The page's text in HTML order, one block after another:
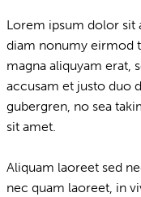
Lorem ipsum dolor sit
diam nonumy eirmod
magna aliquyam erat,
accusam et justo duo
gubergren, no sea
sit amet.
Aliquam laoreet sed
nec quam laoreet, in